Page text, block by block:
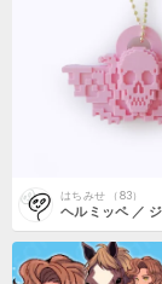
はちみせ （83）